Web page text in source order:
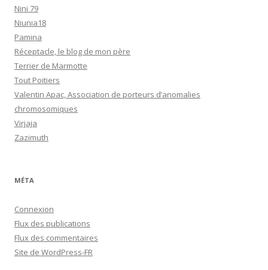
Nini 79
Niunia18
Pamina
Réceptacle, le blog de mon père
Terrier de Marmotte
Tout Poitiers
Valentin Apac, Association de porteurs d’anomalies
chromosomiques
Virjaja
Zazimuth
MÉTA
Connexion
Flux des publications
Flux des commentaires
Site de WordPress-FR